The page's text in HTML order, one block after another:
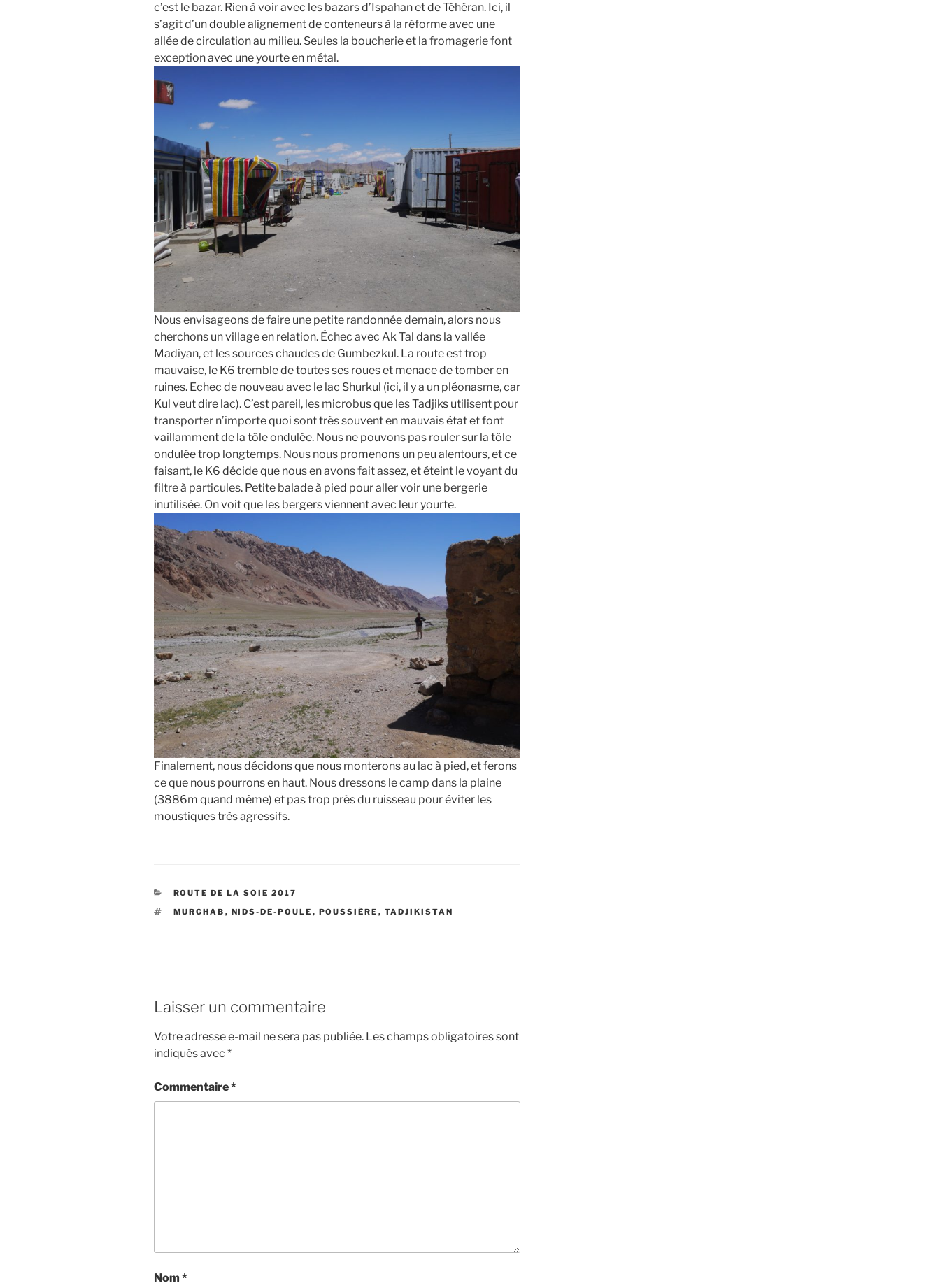
c’est le bazar. Rien à voir avec les bazars d’Ispahan et de Téhéran. Ici, il
s’agit d’un double alignement de conteneurs à la réforme avec une
allée de circulation au milieu. Seules la boucherie et la fromagerie font
exception avec une yourte en métal.
Nous envisageons de faire une petite randonnée demain, alors nous
cherchons un village en relation. Échec avec Ak Tal dans la vallée
Madiyan, et les sources chaudes de Gumbezkul. La route est trop
mauvaise, le K6 tremble de toutes ses roues et menace de tomber en
ruines. Echec de nouveau avec le lac Shurkul (ici, il y a un pléonasme, car
Kul veut dire lac). C’est pareil, les microbus que les Tadjiks utilisent pour
transporter n’importe quoi sont très souvent en mauvais état et font
vaillamment de la tôle ondulée. Nous ne pouvons pas rouler sur la tôle
ondulée trop longtemps. Nous nous promenons un peu alentours, et ce
faisant, le K6 décide que nous en avons fait assez, et éteint le voyant du
filtre à particules. Petite balade à pied pour aller voir une bergerie
inutilisée. On voit que les bergers viennent avec leur yourte.
Finalement, nous décidons que nous monterons au lac à pied, et ferons
ce que nous pourrons en haut. Nous dressons le camp dans la plaine
(3886m quand même) et pas trop près du ruisseau pour éviter les
moustiques très agressifs.
CATÉGORIES
ROUTE DE LA SOIE 2017
ÉTIQUETTES
MURGHAB , NIDS-DE-POULE , POUSSIÈRE , TADJIKISTAN
Laisser un commentaire
Votre adresse e-mail ne sera pas publiée. Les champs obligatoires sont
indiqués avec *
Commentaire*
Nom *